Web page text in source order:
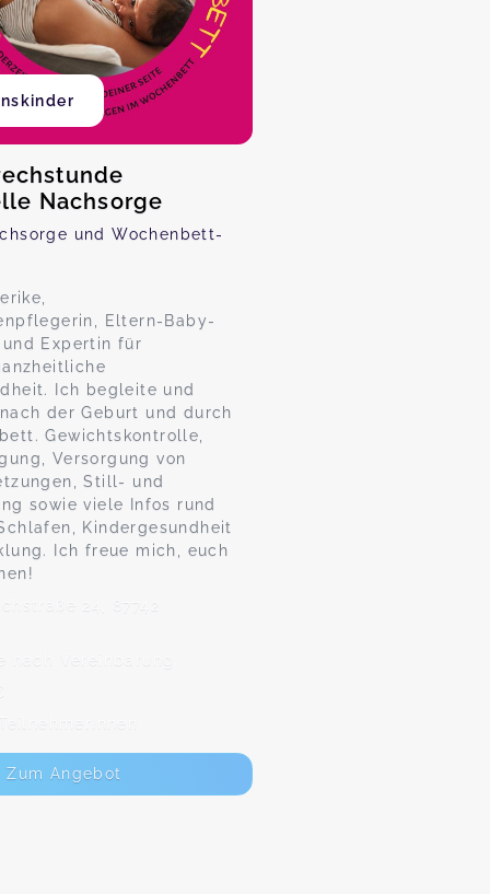
Nachsorge
und Wochenbett-
Eltern-Baby-
Expertin für
Ich begleite und
der Geburt und durch
Gewichtskontrolle,
Versorgung von
Still- und
sowie viele Infos rund
Kindergesundheit
Ich freue mich, euch
24, 87742
nach Vereinbarung
Zum Angebot